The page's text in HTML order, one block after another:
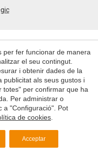
per fer funcionar de manera
el seu contingut.
i obtenir dades de la
publicitat als seus gustos i
totes" per confirmar que ha
Per administrar o
a "Configuració". Pot
de cookies
Acceptar
les eleccions personals
continuada dels seus
podem conèixer els
publicitat
de l'usuari.
Acceptar totes